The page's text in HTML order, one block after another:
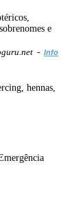
e
- Info
hennas,